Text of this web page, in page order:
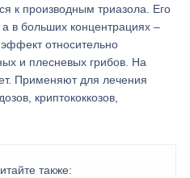
к производным триазола. Его
а в больших концентрациях –
относительно
и плесневых грибов. На
Применяют для лечения
криптококкозов,
также: